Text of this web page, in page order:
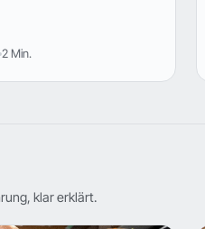
2 Min.
klar erklärt.